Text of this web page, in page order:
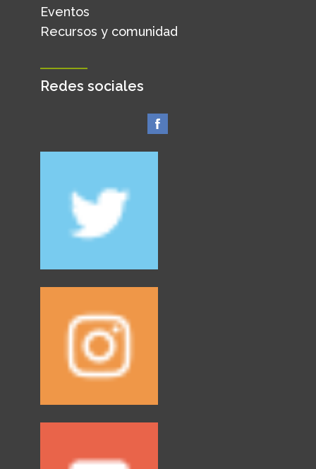
Eventos
Recursos y comunidad
Redes sociales